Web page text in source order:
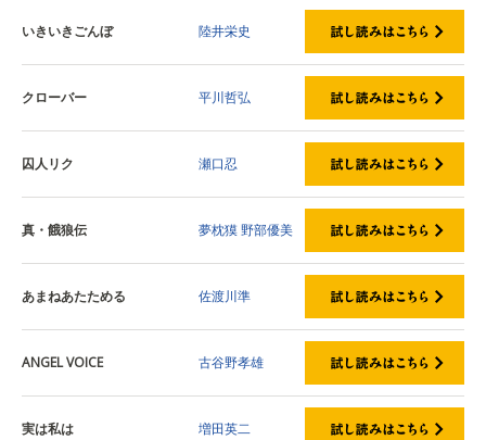
いきいきごんぼ 陸井栄史
クローバー 平川哲弘
囚人リク 瀬口忍
真・餓狼伝 夢枕獏野部優美
あまねあたためる 佐渡川準
ANGEL VOICE 古谷野孝雄
実は私は 増田英二